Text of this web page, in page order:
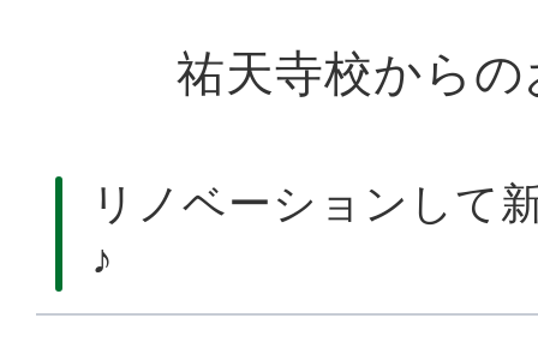
祐天寺校から
リノベーションして
♪